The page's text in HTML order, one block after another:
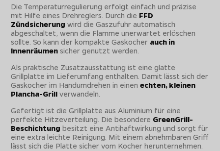
Die Temperaturregulierung erfolgt einfach und präzise
mit Hilfe eines Drehreglers. Durch die FFD
Zündsicherung wird die Gaszufuhr automatisch
abgeschaltet, wenn die Flamme unerwartet erlöschen
sollte. So kann der kompakte Gaskocher auch in
Innenräumen sicher genutzt werden.
Als praktische Zusatzausstattung ist eine glatte
Grillplatte im Lieferumfang enthalten. Damit lässt sich der
Gaskocher im Handumdrehen in einenechten, kleinen
Plancha-Grill verwandeln.
Gefertigt ist die Grillplatte aus Aluminium für eine
perfekte Hitzeverteilung. Die besondere GreenGrill-
Beschichtung besitzt eine Antihaftwirkung und sorgt für
eine extra leichte Reinigung. Mit einem abnehmbaren Griff
lässt sich die Platte sicher vom Kocher herunternehmen.